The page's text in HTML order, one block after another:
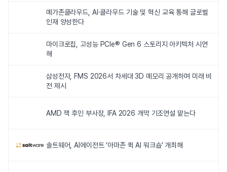
메가존클라우드, AI·클라우드 기술 및 혁신 교육 통해 글로벌
인재 양성한다
마이크로칩, 고성능 PCIe® Gen 6 스토리지 아키텍처 시연
해
삼성전자, FMS 2026서 차세대 3D 메모리 공개하며 미래 비
전 제시
AMD 잭 후인 부사장, IFA 2026 개막 기조연설 맡는다
솔트웨어, AI에이전트 ‘아마존 퀵 AI 워크숍’ 개최해